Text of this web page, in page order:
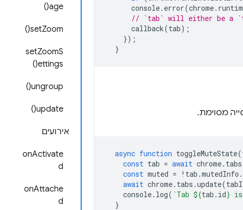
age()
setZoom()
setZoomS
ettings()
ungroup()
update()
אירועים
onActivate
d
onAttache
d
console. error(chrome.
// `tab` will either be a
callback(tab);
});
}
מסוימת.
async function toggleMuteState(
const tab = await chrome. tabs
const muted = ! tab .mutedInfo .
await chrome. tabs .update(
console. log( `Tab ${tab . id} is
}